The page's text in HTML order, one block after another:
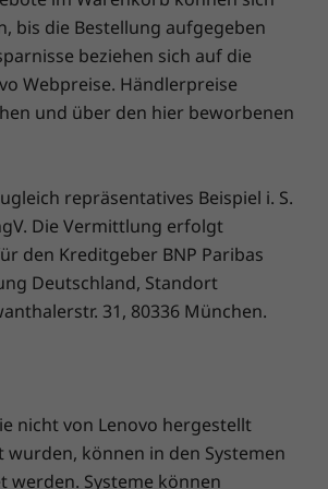
je nach Region/Modell variieren.
Vergleichen
Notebooks und Ultrabooks
sind Sie abgesichert, falls es doch
geben sollte. Verbessern Sie Ihr
weiter, indem Sie auf einen Vor-Ort-
Lenovo vereint Notebook-
Versicherungsschutz in einem
bis die Bestellung aufgegeben
beziehen sich auf die
Webpreise. Händlerpreise
und über den hier beworbenen
repräsentatives Beispiel i. S.
Die Vermittlung erfolgt
den Kreditgeber BNP Paribas
Deutschland, Standort
31, 80336 München.
nicht von Lenovo hergestellt
können in den Systemen
werden. Systeme können